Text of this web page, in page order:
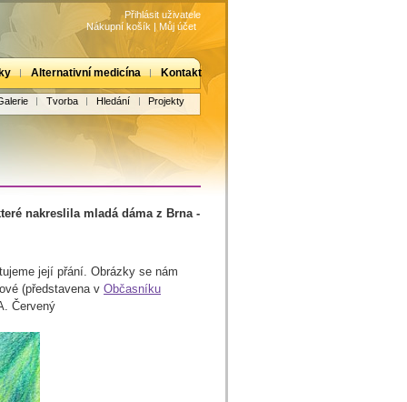
Přihlásit uživatele
Nákupní košík | Můj účet
Alternativní medicína Kontakt
Tvorba Hledání Projekty
nakreslila mladá dáma z Brna -
její přání. Obrázky se nám
(představena v Občasníku
Červený